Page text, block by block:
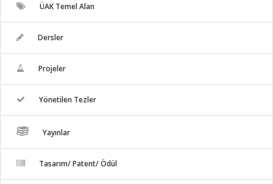
ÜAK Temel Alan
Dersler
Projeler
Yönetilen Tezler
Yayınlar
Tasarım/ Patent/ Ödül